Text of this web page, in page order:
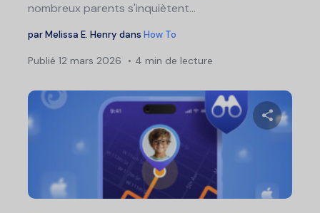
nombreux parents s'inquiètent...
parMelissa E. Henry dans How To
Publié 12 mars 2026 4 min de lecture